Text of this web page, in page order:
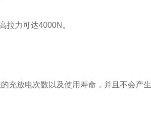
力可达4000N。
放电次数以及使用寿命，并且不会产生